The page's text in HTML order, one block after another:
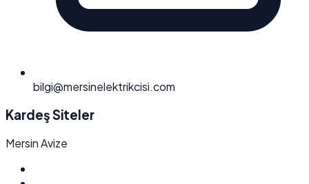
bilgi@mersinelektrikcisi.com
Kardeş Siteler
Mersin Avize